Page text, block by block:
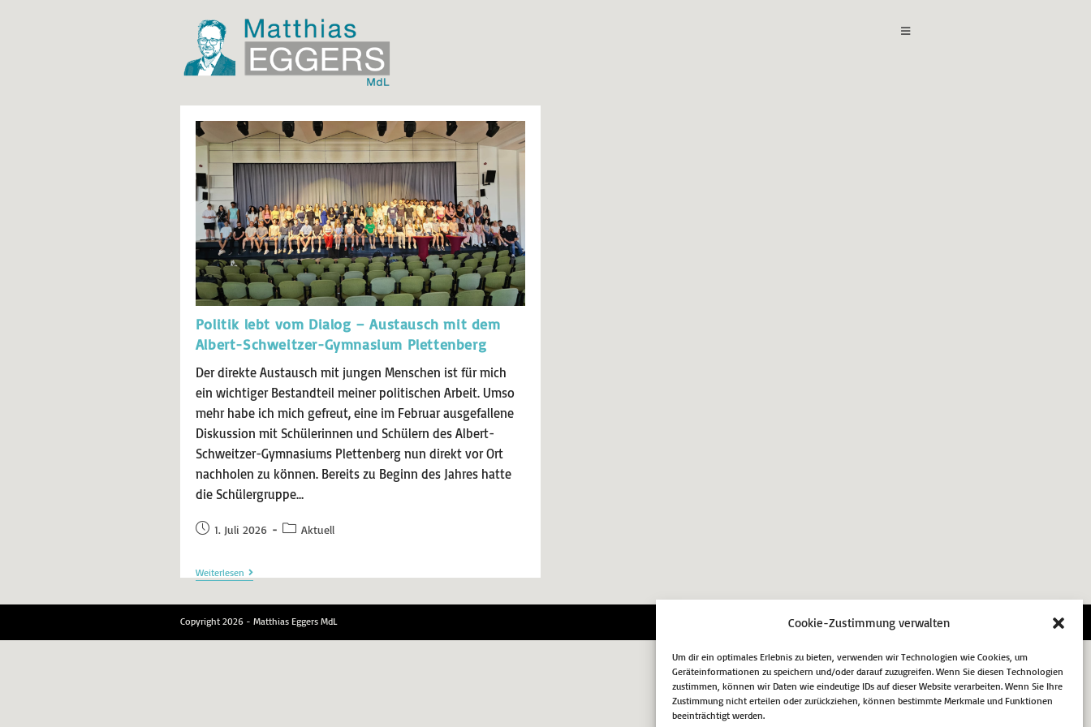
Cookie-Zustimmung verwalten
Um dir ein optimales Erlebnis zu bieten, verwenden wir Technologien wie Cookies, um
Geräteinformationen zu speichern und/oder darauf zuzugreifen. Wenn Sie diesen Technologien
zustimmen, können wir Daten wie eindeutige IDs auf dieser Website verarbeiten. Wenn Sie Ihre
Zustimmung nicht erteilen oder zurückziehen, können bestimmte Merkmale und Funktionen
beeinträchtigt werden.
Politik lebt vom Dialog – Austausch mit dem
Albert-Schweitzer-Gymnasium Plettenberg
Der direkte Austausch mit jungen Menschen ist für mich
ein wichtiger Bestandteil meiner politischen Arbeit. Umso
mehr habe ich mich gefreut, eine im Februar ausgefallene
Diskussion mit Schülerinnen und Schülern des Albert-
Schweitzer-Gymnasiums Plettenberg nun direkt vor Ort
nachholen zu können. Bereits zu Beginn des Jahres hatte
die Schülergruppe…
1. Juli 2026 Aktuell
Weiterlesen
Datenschutz Cookie-Richtlinie (EU)
Copyright 2026 - Matthias Eggers MdL